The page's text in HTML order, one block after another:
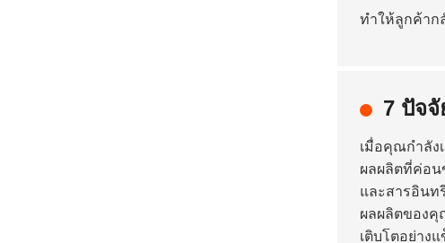
ทำให้ลูกค้าก
7 ปัจ
เมื่อคุณกำลัง
ผลผลิตที่ค่อน
และสารอินท
ผลผลิตของคุ
เติบโตอย่าง